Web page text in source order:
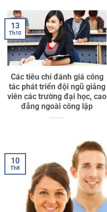
Các tiêu chí đánh giá công
tác phát triển đội ngũ giảng
viên các trường đại học, cao
đẳng ngoài công lập
13
Th10
10
Th8